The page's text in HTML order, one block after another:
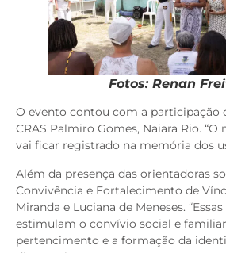
Fotos: Renan
O evento contou com a participação
CRAS Palmiro Gomes, Naiara Rio.
vai ficar registrado na memória dos
Além da presença das orientadoras
Convivência e Fortalecimento de
Miranda e Luciana de Meneses.
estimulam o convívio social e
pertencimento e a formação da